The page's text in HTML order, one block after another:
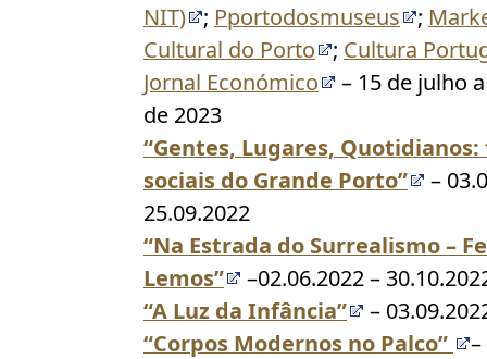
NIT)
; Pportodosmuseus ;
Cultural do Porto
; Cultura
Jornal Económico
– 15 de julho
de 2023
“Gentes, Lugares,
sociais do Grande Porto”
–
25.09.2022
“Na Estrada do Surrealismo –
Lemos”
–02.06.2022 –
“A Luz da Infância”
–
“Corpos Modernos no Palco”